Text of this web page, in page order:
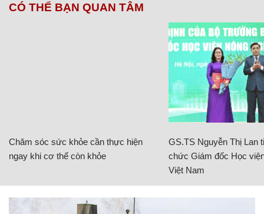
CÓ THỂ BẠN QUAN TÂM
Chăm sóc sức khỏe cần thực hiện
ngay khi cơ thể còn khỏe
GS.TS Nguyễn Thị Lan
chức Giám đốc Học
Việt Nam